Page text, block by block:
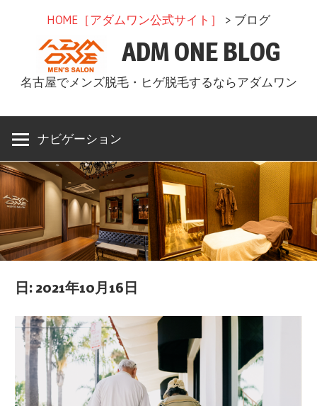
へ
ッ
プ
HOME［アダムワン公式サイト］ > ブログ
ADM ONE BLOG
名古屋でメンズ脱毛・ヒゲ脱毛するならアダムワン
ナビゲーション
日: 2021年10月16日